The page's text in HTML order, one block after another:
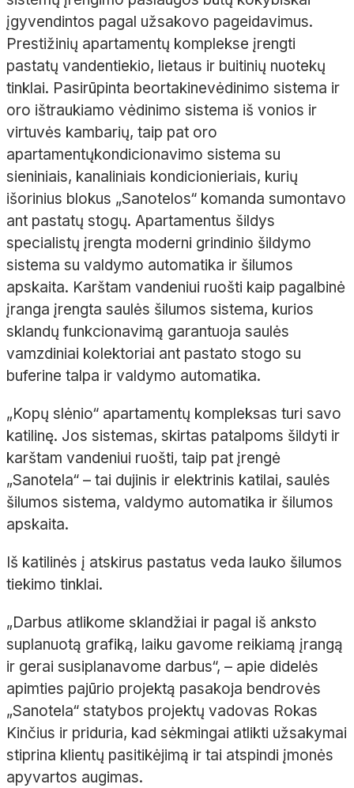
įgyvendintos pagal užsakovo pageidavimus.
Prestižinių apartamentų komplekse įrengti
pastatų vandentiekio, lietaus ir buitinių nuotekų
tinklai. Pasirūpinta beortakinevėdinimo sistema ir
oro ištraukiamo vėdinimo sistema iš vonios ir
virtuvės kambarių, taip pat oro
apartamentųkondicionavimo sistema su
sieniniais, kanaliniais kondicionieriais, kurių
išorinius blokus „Sanotelos“ komanda sumontavo
ant pastatų stogų. Apartamentus šildys
specialistų įrengta moderni grindinio šildymo
sistema su valdymo automatika ir šilumos
apskaita. Karštam vandeniui ruošti kaip pagalbinė
įranga įrengta saulės šilumos sistema, kurios
sklandų funkcionavimą garantuoja saulės
vamzdiniai kolektoriai ant pastato stogo su
buferine talpa ir valdymo automatika.
„Kopų slėnio“ apartamentų kompleksas turi savo
katilinę. Jos sistemas, skirtas patalpoms šildyti ir
karštam vandeniui ruošti, taip pat įrengė
„Sanotela“ – tai dujinis ir elektrinis katilai, saulės
šilumos sistema, valdymo automatika ir šilumos
apskaita.
Iš katilinės į atskirus pastatus veda lauko šilumos
tiekimo tinklai.
„Darbus atlikome sklandžiai ir pagal iš anksto
suplanuotą grafiką, laiku gavome reikiamą įrangą
ir gerai susiplanavome darbus“, – apie didelės
apimties pajūrio projektą pasakoja bendrovės
„Sanotela“ statybos projektų vadovas Rokas
Kinčius ir priduria, kad sėkmingai atlikti užsakymai
stiprina klientų pasitikėjimą ir tai atspindi įmonės
apyvartos augimas.